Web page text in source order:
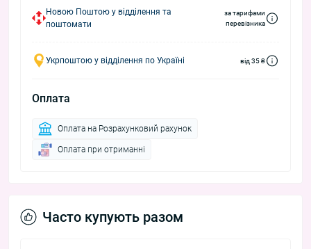
Новою Поштою у відділення та
поштомати
за тарифами
перевізника
Укрпоштою у відділення по Україні від 35 ₴
Оплата
Оплата на Розрахунковий рахунок
Оплата при отриманні
Часто купують разом